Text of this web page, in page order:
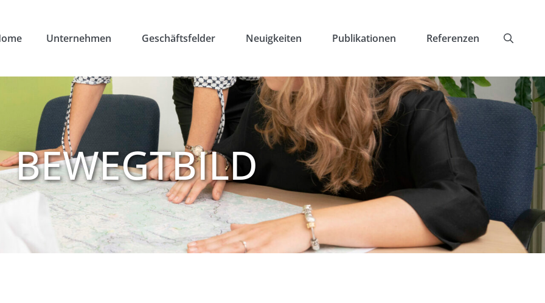
Unternehmen Geschäftsfelder Neuigkeiten Publikationen Referenzen
BEWEGTBILD